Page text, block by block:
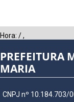
Hora: /,
PREFEITURA
MARIA
CNPJ nº 10.184.703/